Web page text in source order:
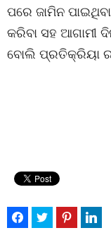
ପରେ ଜାମିନ
କରିବା ସହ ଆଗାମୀ
ବୋଲି ପ୍ରତିକ୍ରିୟା